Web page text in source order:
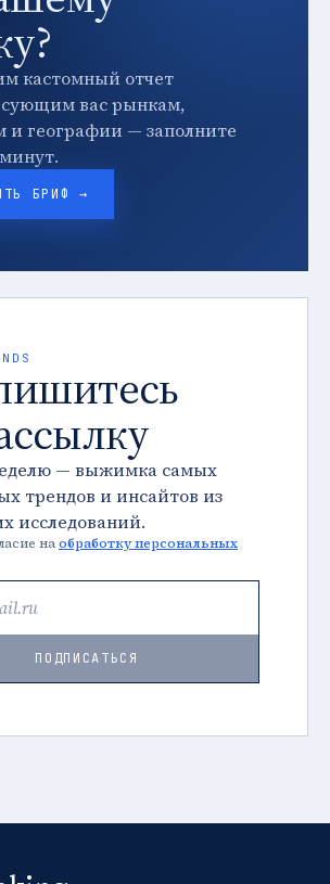
кастомный отчет
вас рынкам,
и географии — заполните
БРИФ →
— выжимка самых
трендов и инсайтов из
исследований.
наобработку персональных
ПОДПИСАТЬСЯ